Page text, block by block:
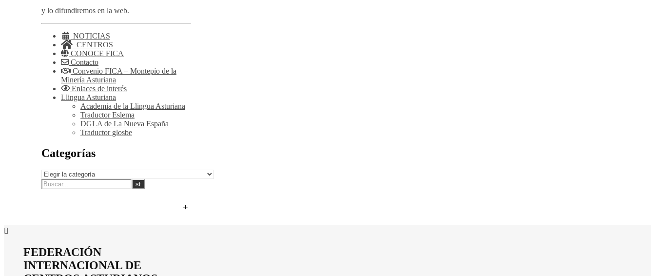
y lo difundiremos en la web.
NOTICIAS
CENTROS
CONOCE FICA
Contacto
Convenio FICA – Montepío de la
Minería Asturiana
Enlaces de interés
Llingua Asturiana
Academia de la Llingua Asturiana
Traductor Eslema
DGLA de La Nueva España
Traductor glosbe
Categorías
+
FEDERACIÓN
INTERNACIONAL DE